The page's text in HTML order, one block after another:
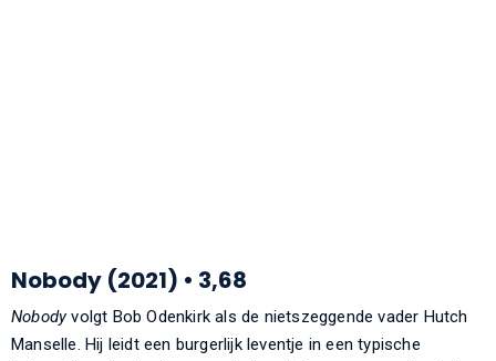
Nobody (2021) • 3,68
Nobodyvolgt Bob Odenkirk als de nietszeggende vader Hutch
Manselle. Hij leidt een burgerlijk leventje in een typische